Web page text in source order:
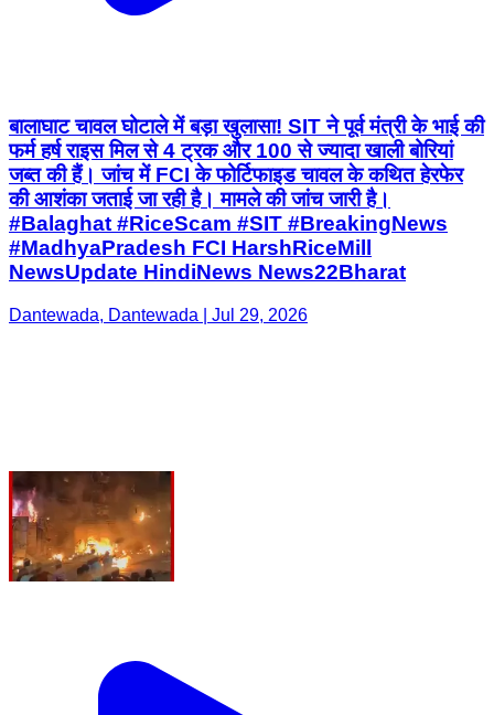
बालाघाट चावल घोटाले में बड़ा खुलासा! SIT ने पूर्व मंत्री के भाई की
फर्म हर्ष राइस मिल से 4 ट्रक और 100 से ज्यादा खाली बोरियां
जब्त की हैं। जांच में FCI के फोर्टिफाइड चावल के कथित हेरफेर
की आशंका जताई जा रही है। मामले की जांच जारी है।
#Balaghat #RiceScam #SIT #BreakingNews
#MadhyaPradesh FCI HarshRiceMill
NewsUpdate HindiNews News22Bharat
Dantewada, Dantewada | Jul 29, 2026